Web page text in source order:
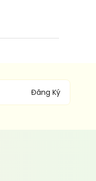
Đăng Ký